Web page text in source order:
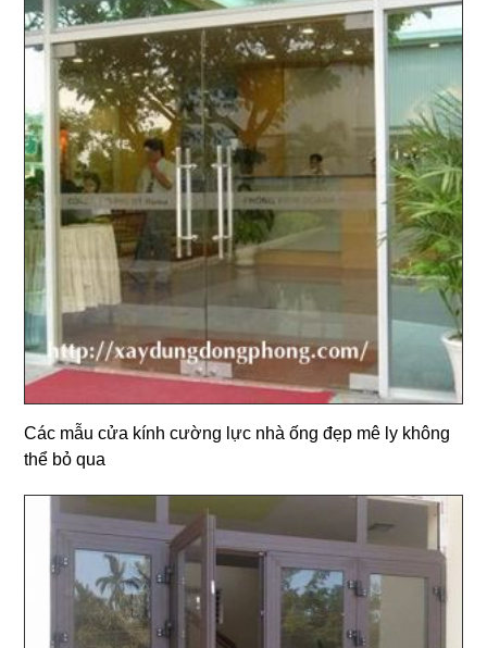
Các mẫu cửa kính cường lực nhà ống đẹp mê ly không
thể bỏ qua